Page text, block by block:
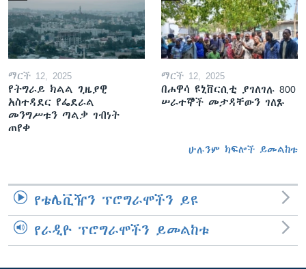
ማርች 12, 2025
የትግራይ ክልል ጊዜያዊ
አስተዳደር የፌደራል
መንግሥቱን ጣልቃ ገብነት
ጠየቀ
ማርች 12, 2025
በሐዋሳ ዩኒቨርሲቲ ያገለገሉ 800
ሠራተኞች መታዳቸውን ገለጹ
ሁሉንም ክፍሎች ይመልከቱ
የቴሌቪዥን ፕሮግራሞችን ይዩ
የራዲዮ ፕሮግራሞችን ይመልከቱ